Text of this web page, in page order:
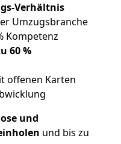
Verhältnis
Umzugsbranche
Kompetenz
60 %
offenen Karten
und
und bis zu